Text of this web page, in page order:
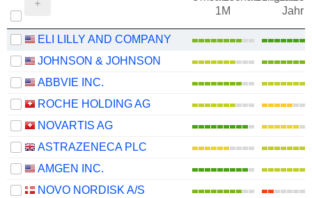
1M
Jahr
ELI LILLY AND COMPANY
JOHNSON & JOHNSON
ABBVIE INC.
ROCHE HOLDING AG
NOVARTIS AG
ASTRAZENECA PLC
AMGEN INC.
NOVO NORDISK A/S